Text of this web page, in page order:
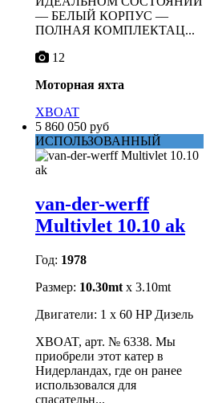
–– БЕЛЫЙ КОРПУС ––
ПОЛНАЯ КОМПЛЕКТАЦ...
12
Моторная яхта
XBOAT
5 860 050 руб
ИСПОЛЬЗОВАННЫЙ
van-der-werff
Multivlet 10.10 ak
Год: 1978
Размер: 10.30mt x 3.10mt
Двигатели: 1 x 60 HP Дизель
XBOAT, арт. № 6338. Мы
приобрели этот катер в
Нидерландах, где он ранее
использовался для
спасательн...